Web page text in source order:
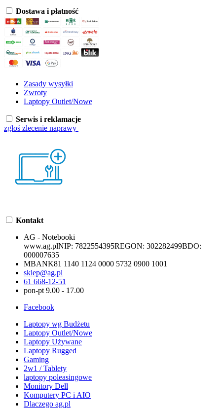
Dostawa i płatność
Zasady wysyłki
Zwroty
Laptopy Outlet/Nowe
Serwis i reklamacje
zgłoś zlecenie naprawy
Kontakt
AG - Notebooki
www.ag.plNIP: 7822554395REGON: 302282499BDO:
000007635
MBANK81 1140 1124 0000 5732 0900 1001
sklep@ag.pl
61 668-12-51
pon-pt 9.00 - 17.00
Facebook
Laptopy wg Budżetu
Laptopy Outlet/Nowe
Laptopy Używane
Laptopy Rugged
Gaming
2w1 / Tablety
laptopy poleasingowe
Monitory Dell
Komputery PC i AIO
Dlaczego ag.pl